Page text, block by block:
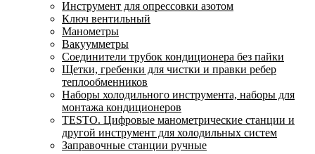
Инструмент для опрессовки азотом
Ключ вентильный
Манометры
Вакуумметры
Соединители трубок кондиционера без пайки
Щетки, гребенки для чистки и правки ребер
теплообменников
Наборы холодильного инструмента, наборы для
монтажа кондиционеров
TESTO. Цифровые манометрические станции и
другой инструмент для холодильных систем
Заправочные станции ручные